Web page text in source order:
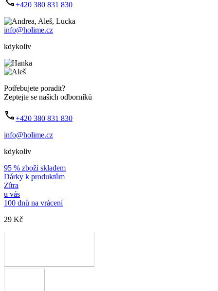
+420 380 831 830
info@holime.cz
kdykoliv
Potřebujete poradit?
Zeptejte se našich odborníků
+420 380 831 830
info@holime.cz
kdykoliv
95 % zboží skladem
Dárky k produktům
Zítra
u vás
100 dnů na vrácení
29 Kč